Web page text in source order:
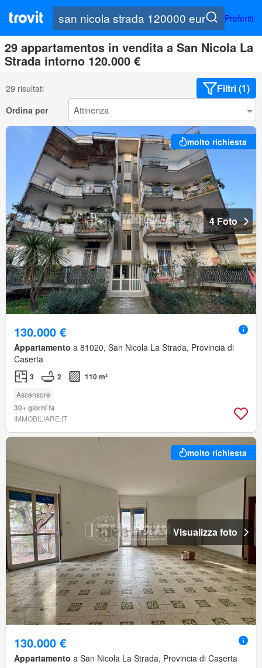
Preferiti
29 appartamentos in vendita a San Nicola La
Strada intorno 120.000 €
29 risultati Filtri (1)
Ordina per
molto richiesta
4 Foto
130.000 €
Appartamento a 81020, San Nicola La Strada, Provincia di
Caserta
3 2 110 m²
Ascensore
30+ giorni fa
IMMOBILIARE.IT
molto richiesta
Visualizza foto
130.000 €
Appartamento a San Nicola La Strada, Provincia di Caserta